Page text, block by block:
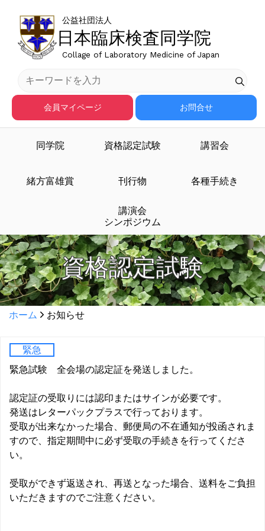
日本臨床検査同学院
公益社団法人
Collage of Laboratory Medicine of Japan
会員マイページ お問合せ
同学院 資格認定試験 講習会
緒方富雄賞 刊行物 各種手続き
講演会
シンポジウム
資格認定試験
ホーム お知らせ
緊急
緊急試験 全会場の認定証を発送しました。
認定証の受取りには認印またはサインが必要です。
発送はレターパックプラスで行っております。
受取が出来なかった場合、郵便局の不在通知が投函されま
すので、指定期間中に必ず受取の手続きを行ってくださ
い。
受取ができず返送され、再送となった場合、送料をご負担
いただきますのでご注意ください。